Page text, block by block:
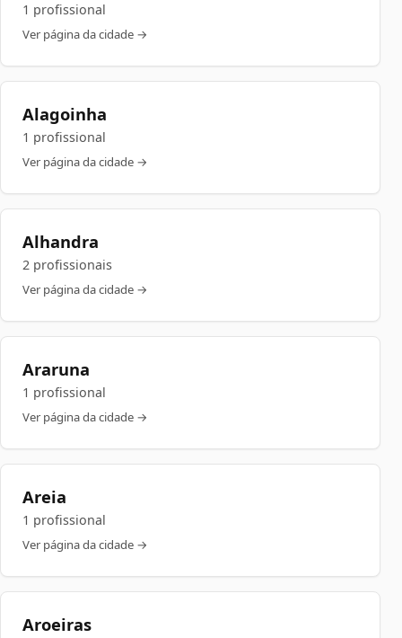
1 profissional
Ver página da cidade →
Alagoinha
1 profissional
Ver página da cidade →
Alhandra
2 profissionais
Ver página da cidade →
Araruna
1 profissional
Ver página da cidade →
Areia
1 profissional
Ver página da cidade →
Aroeiras